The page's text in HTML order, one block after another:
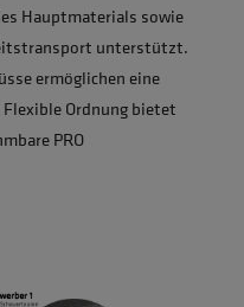
Hauptmaterials sowie
unterstützt.
ermöglichen eine
Ordnung bietet
PRO